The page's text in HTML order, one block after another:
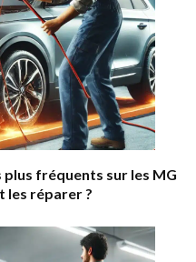
fréquents sur les MG
les réparer ?